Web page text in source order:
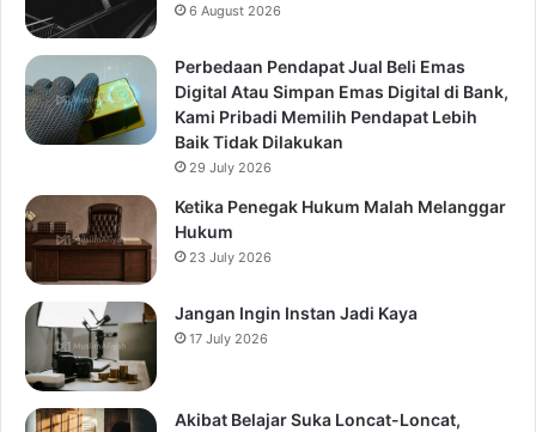
6 August 2026
Perbedaan Pendapat Jual Beli Emas
Digital Atau Simpan Emas Digital di Bank,
Kami Pribadi Memilih Pendapat Lebih
Baik Tidak Dilakukan
29 July 2026
Ketika Penegak Hukum Malah Melanggar
Hukum
23 July 2026
Jangan Ingin Instan Jadi Kaya
17 July 2026
Akibat Belajar Suka Loncat-Loncat,